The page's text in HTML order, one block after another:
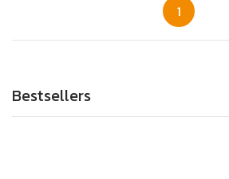
1
Bestsellers